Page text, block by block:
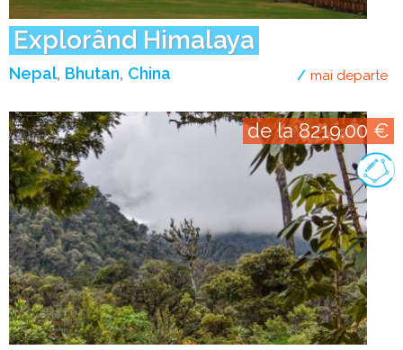
Explorând Himalaya
Nepal Bhutan China mai departe
de la 8219.00 €